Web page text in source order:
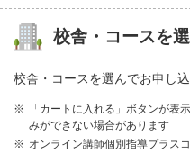
校舎・コースを
校舎・コースを選んでお申し込
「カートに入れる」ボタンが表
みができない場合があります
オンライン講師個別指導プラス